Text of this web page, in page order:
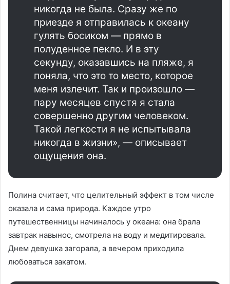
никогда не была. Сразу же по
приезде я отправилась к океану
гулять босиком — прямо в
полуденное пекло. И в эту
секунду, оказавшись на пляже, я
поняла, что это то место, которое
меня излечит. Так и произошло —
пару месяцев спустя я стала
совершенно другим человеком.
Такой легкости я не испытывала
никогда в жизни», — описывает
ощущения она.
Полина считает, что целительный эффект в том числе
оказала и сама природа. Каждое утро
путешественницы начиналось у океана: она брала
завтрак навынос, смотрела на воду и медитировала.
Днем девушка загорала, а вечером приходила
любоваться закатом.